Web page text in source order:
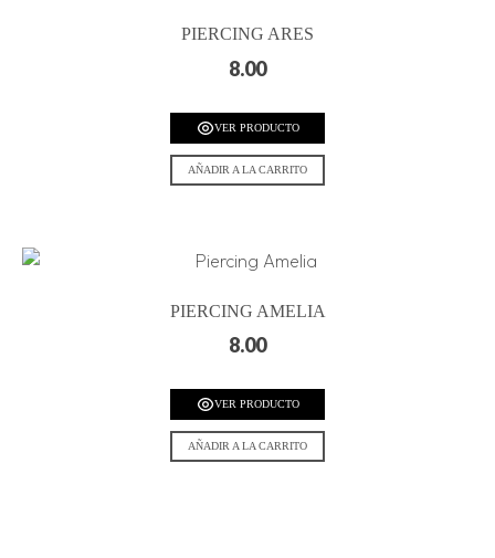
PIERCING ARES
8.00
VER PRODUCTO
AÑADIR A LA CARRITO
PIERCING AMELIA
8.00
VER PRODUCTO
AÑADIR A LA CARRITO